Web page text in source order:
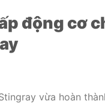
động cơ
vừa hoàn